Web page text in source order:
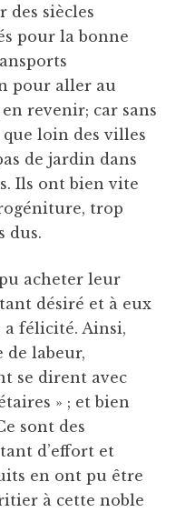
des siècles
pour la bonne
pour aller au
revenir; car sans
loin des villes
de jardin dans
Ils ont bien vite
trop
dus.
acheter leur
désiré et à eux
félicité. Ainsi,
de labeur,
se dirent avec
» ; et bien
sont des
d’effort et
en ont pu être
à cette noble